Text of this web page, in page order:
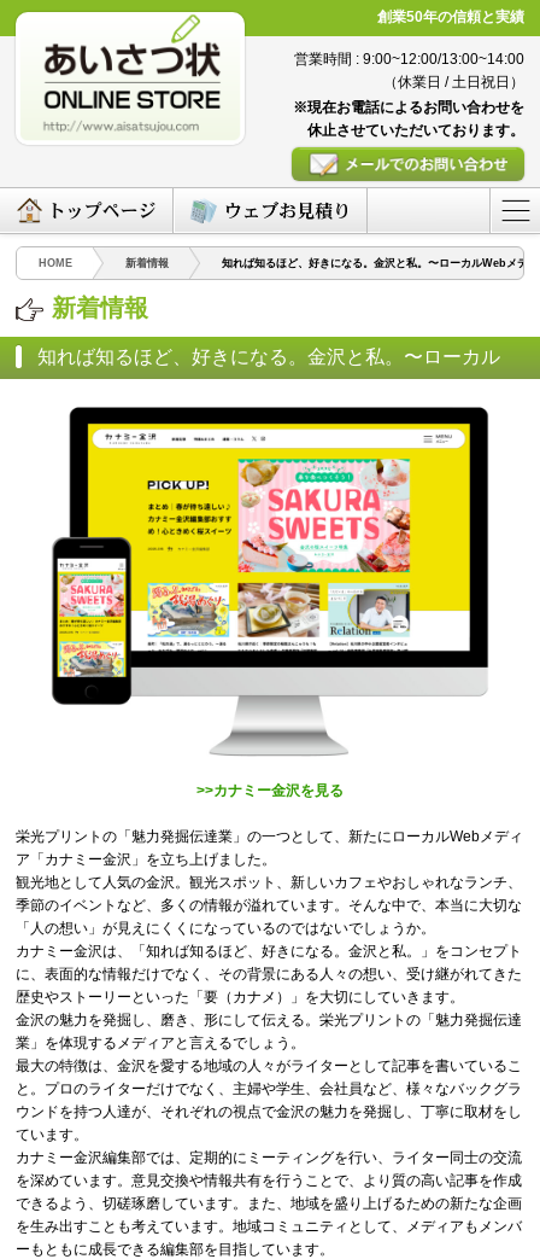
創業50年の信頼と実績
営業時間 : 9:00~12:00/13:00~14:00
（休業日 / 土日祝日）
※現在お電話によるお問い合わせを
休止させていただいております。
HOME 新着情報 知れば知るほど、好きになる。金沢と私。〜ローカルWebメデ
新着情報
知れば知るほど、好きになる。金沢と私。〜ローカル
>>カナミー金沢を見る
栄光プリントの「魅力発掘伝達業」の一つとして、新たにローカルWebメディ
ア「カナミー金沢」を立ち上げました。
観光地として人気の金沢。観光スポット、新しいカフェやおしゃれなランチ、
季節のイベントなど、多くの情報が溢れています。そんな中で、本当に大切な
「人の想い」が見えにくくになっているのではないでしょうか。
カナミー金沢は、「知れば知るほど、好きになる。金沢と私。」をコンセプト
に、表面的な情報だけでなく、その背景にある人々の想い、受け継がれてきた
歴史やストーリーといった「要（カナメ）」を大切にしていきます。
金沢の魅力を発掘し、磨き、形にして伝える。栄光プリントの「魅力発掘伝達
業」を体現するメディアと言えるでしょう。
最大の特徴は、金沢を愛する地域の人々がライターとして記事を書いているこ
と。プロのライターだけでなく、主婦や学生、会社員など、様々なバックグラ
ウンドを持つ人達が、それぞれの視点で金沢の魅力を発掘し、丁寧に取材をし
ています。
カナミー金沢編集部では、定期的にミーティングを行い、ライター同士の交流
を深めています。意見交換や情報共有を行うことで、より質の高い記事を作成
できるよう、切磋琢磨しています。また、地域を盛り上げるための新たな企画
を生み出すことも考えています。地域コミュニティとして、メディアもメンバ
ーもともに成長できる編集部を目指しています。